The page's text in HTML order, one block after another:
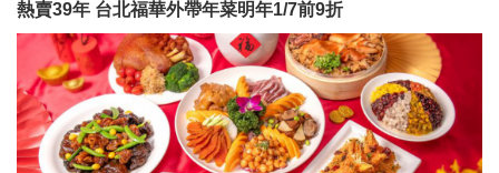
熱賣39年 台北福華外帶年菜明年1/7前9折